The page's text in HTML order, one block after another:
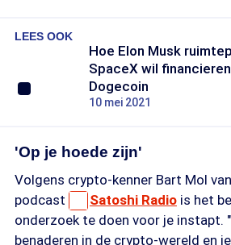
LEES OOK
Hoe Elon Musk
SpaceX wil
Dogecoin
10 mei 2021
'Op je hoede zijn'
Volgens crypto-kenner Bart Mol
podcast
Satoshi Radio is het
onderzoek te doen voor je instapt.
benaderen in de crypto-wereld en